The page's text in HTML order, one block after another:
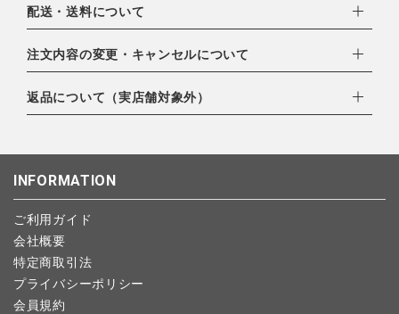
下記お支払い方法よりお選びいただけます。
・クレジットカード（VISA,mastercard,JCB,AMERICAN
EXPRESS,Diners Club）
・amazonペイメント
・楽天ペイ
・PayPay
配送・送料について
配達業者：日本郵便
北海道：1,400円
注文内容の変更・キャンセルについて
ご注文日当日から翌日のAM9:00までにご連絡頂いた場合はキャ
ンセルは可能です。
します。
予約商品など一部キャンセルが出来ない場合がございます。あら
かじめご了承ください。
返品について（実店舗対象外）
こちら よりご依頼ください。
INFORMATION
ご利用ガイド
会社概要
特定商取引法
プライバシーポリシー
会員規約